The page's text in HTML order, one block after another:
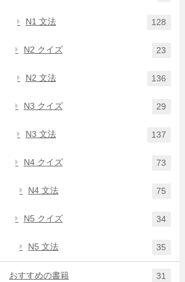
N1 文法 128
N2 クイズ 23
N2 文法 136
N3 クイズ 29
N3 文法 137
N4 クイズ 73
N4 文法 75
N5 クイズ 34
N5 文法 35
おすすめの書籍 31